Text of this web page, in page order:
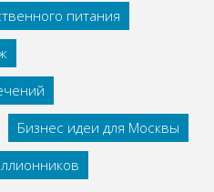
питания
Бизнес идеи для Москвы